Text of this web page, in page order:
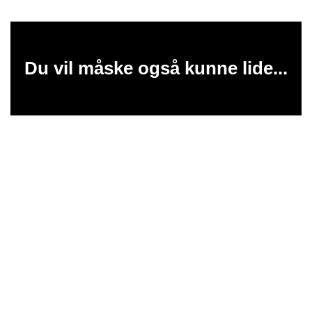
Du vil måske også kunne lide...